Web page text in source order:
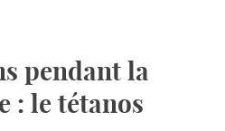
pendant la
: le tétanos